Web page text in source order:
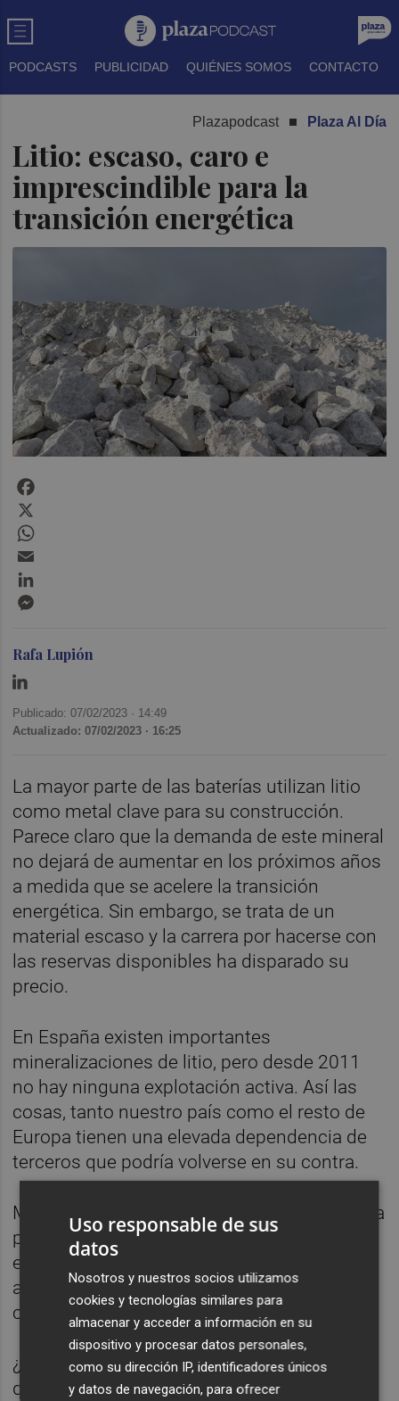
PODCASTS PUBLICIDAD QUIÉNES SOMOS CONTACTO
Plazapodcast Plaza Al Día
Litio: escaso, caro e
imprescindible para la
transición energética
Rafa Lupión
Publicado: 07/02/2023 · 14:49
Actualizado: 07/02/2023 · 16:25
La mayor parte de las baterías utilizan litio
como metal clave para su construcción.
Parece claro que la demanda de este mineral
no dejará de aumentar en los próximos años
a medida que se acelere la transición
energética. Sin embargo, se trata de un
material escaso y la carrera por hacerse con
las reservas disponibles ha disparado su
precio.
En España existen importantes
mineralizaciones de litio, pero desde 2011
no hay ninguna explotación activa. Así las
cosas, tanto nuestro país como el resto de
Europa tienen una elevada dependencia de
terceros que podría volverse en su contra.
Mientras las fábricas no dan abasto ante una
producción cada vez mayor, los ecologistas
están en contra de la extracción porque
aseguran que este proceso genera mayor
contaminación de la que evitan.
¿Habrá litio suficiente para poder prescindir
de las energías fósiles? ¿Podría ahondar en
Uso responsable de sus
datos
Nosotros y nuestros socios utilizamos
cookies y tecnologías similares para
almacenar y acceder a información en su
dispositivo y procesar datos personales,
como su dirección IP, identificadores únicos
y datos de navegación, para ofrecer